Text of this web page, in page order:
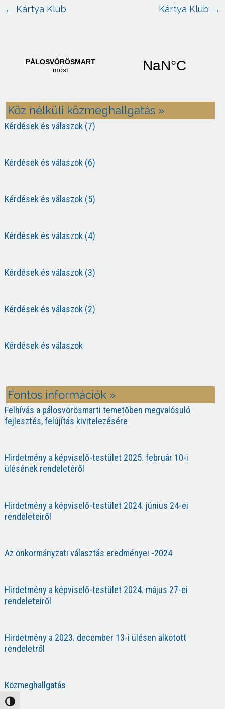
Nagy kontraszt váltása
Köz nélküli közmeghallgatás »
Kérdések és válaszok (7)
Kérdések és válaszok (6)
Kérdések és válaszok (5)
Kérdések és válaszok (4)
Kérdések és válaszok (3)
Kérdések és válaszok (2)
Kérdések és válaszok
Fontos információk »
Felhívás a pálosvörösmarti temetőben megvalósuló
fejlesztés, felújítás kivitelezésére
Hirdetmény a képviselő-testület 2025. február 10-i
ülésének rendeletéről
Hirdetmény a képviselő-testület 2024. június 24-ei
rendeleteiről
Az önkormányzati választás eredményei -2024
Hirdetmény a képviselő-testület 2024. május 27-ei
rendeleteiről
Hirdetmény a 2023. december 13-i ülésen alkotott
rendeletről
Közmeghallgatás
← Kártya Klub Kártya Klub →